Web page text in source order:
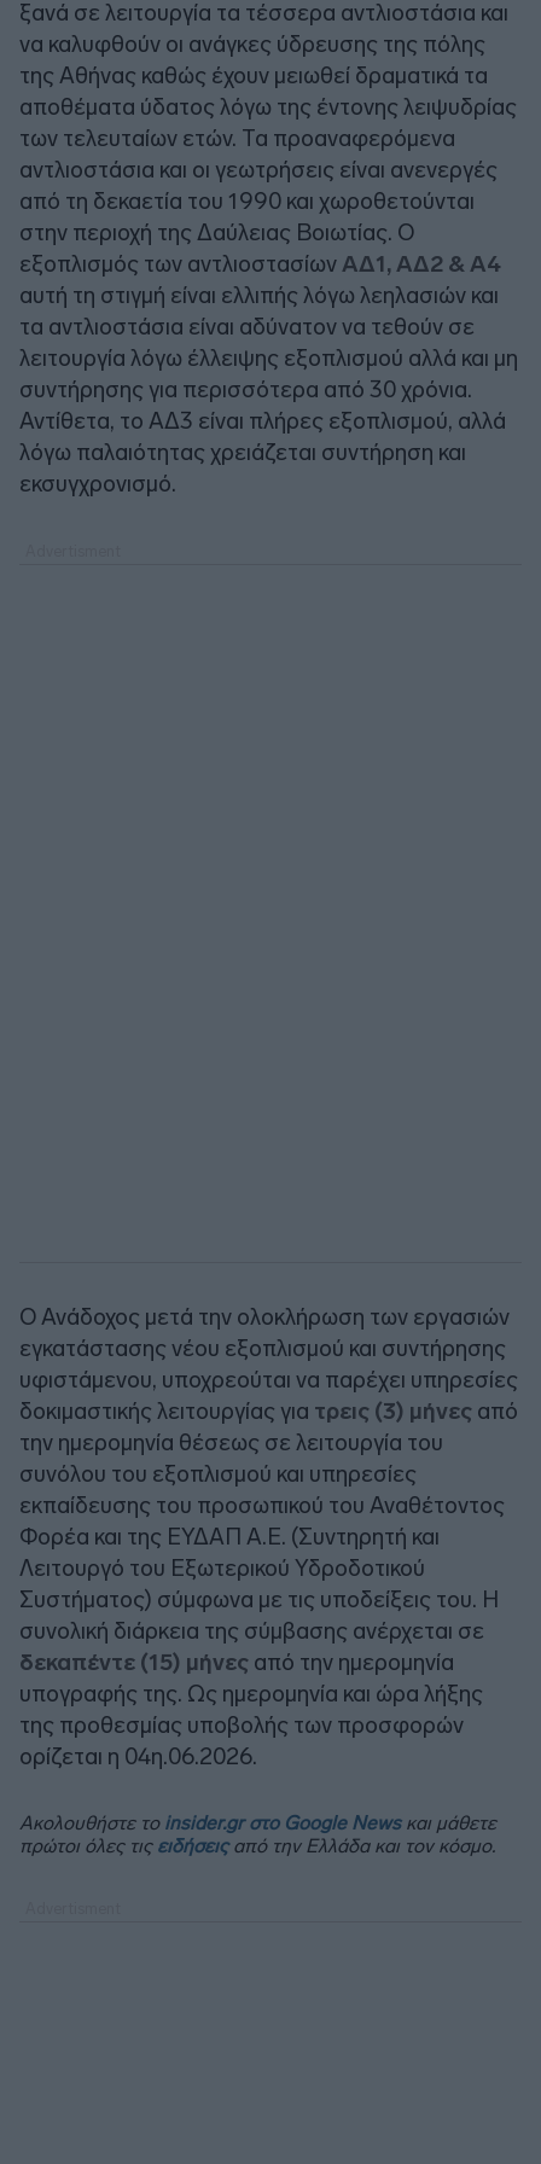
ξανά σε λειτουργία τα τέσσερα αντλιοστάσια και
να καλυφθούν οι ανάγκες ύδρευσης της πόλης
της Αθήνας καθώς έχουν μειωθεί δραματικά τα
αποθέματα ύδατος λόγω της έντονης λειψυδρίας
των τελευταίων ετών. Τα προαναφερόμενα
αντλιοστάσια και οι γεωτρήσεις είναι ανενεργές
από τη δεκαετία του 1990 και χωροθετούνται
στην περιοχή της Δαύλειας Βοιωτίας. Ο
εξοπλισμός των αντλιοστασίωνΑΔ1, ΑΔ2 & Α4
αυτή τη στιγμή είναι ελλιπής λόγω λεηλασιών και
τα αντλιοστάσια είναι αδύνατον να τεθούν σε
λειτουργία λόγω έλλειψης εξοπλισμού αλλά και μη
συντήρησης για περισσότερα από 30 χρόνια.
Αντίθετα, το ΑΔ3 είναι πλήρες εξοπλισμού, αλλά
λόγω παλαιότητας χρειάζεται συντήρηση και
εκσυγχρονισμό.
Ο Ανάδοχος μετά την ολοκλήρωση των εργασιών
εγκατάστασης νέου εξοπλισμού και συντήρησης
υφιστάμενου, υποχρεούται να παρέχει υπηρεσίες
δοκιμαστικής λειτουργίας για τρεις (3) μήνες από
την ημερομηνία θέσεως σε λειτουργία του
συνόλου του εξοπλισμού και υπηρεσίες
εκπαίδευσης του προσωπικού του Αναθέτοντος
Φορέα και της ΕΥΔΑΠ Α.Ε. (Συντηρητή και
Λειτουργό του Εξωτερικού Υδροδοτικού
Συστήματος) σύμφωνα με τις υποδείξεις του. Η
συνολική διάρκεια της σύμβασης ανέρχεται σε
δεκαπέντε (15) μήνες από την ημερομηνία
υπογραφής της. Ως ημερομηνία και ώρα λήξης
της προθεσμίας υποβολής των προσφορών
ορίζεται η 04η.06.2026.
Ακολουθήστε το insider.gr στο Google Newsκαι μάθετε
πρώτοι όλες τις ειδήσειςαπό την Ελλάδα και τον κόσμο.